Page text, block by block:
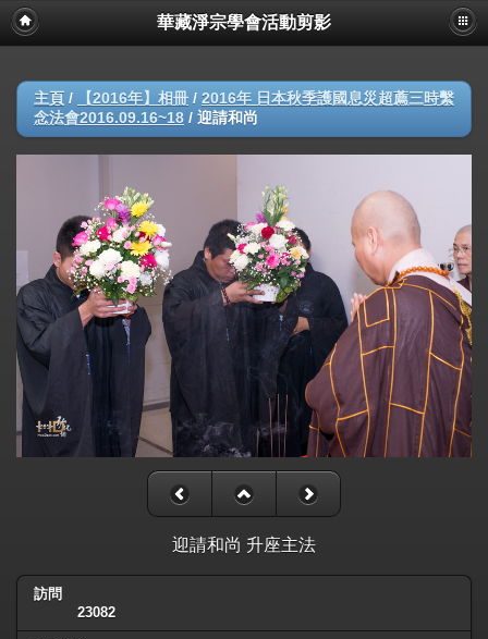
華藏淨宗學會活動剪影
主頁 / 【2016年】相冊 / 2016年 日本秋季護國息災超薦三時繫
念法會2016.09.16~18 / 迎請和尚
迎請和尚 升座主法
訪問
23082